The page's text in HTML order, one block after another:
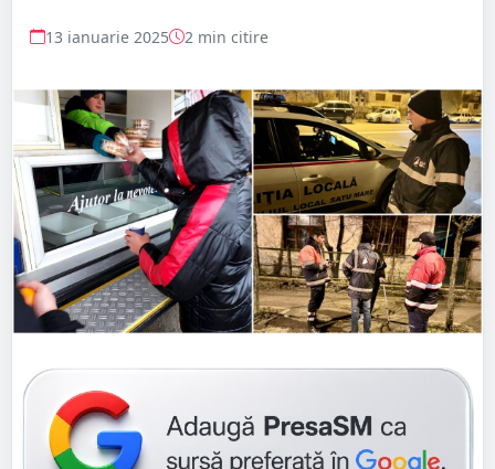
13 ianuarie 2025 2 min citire